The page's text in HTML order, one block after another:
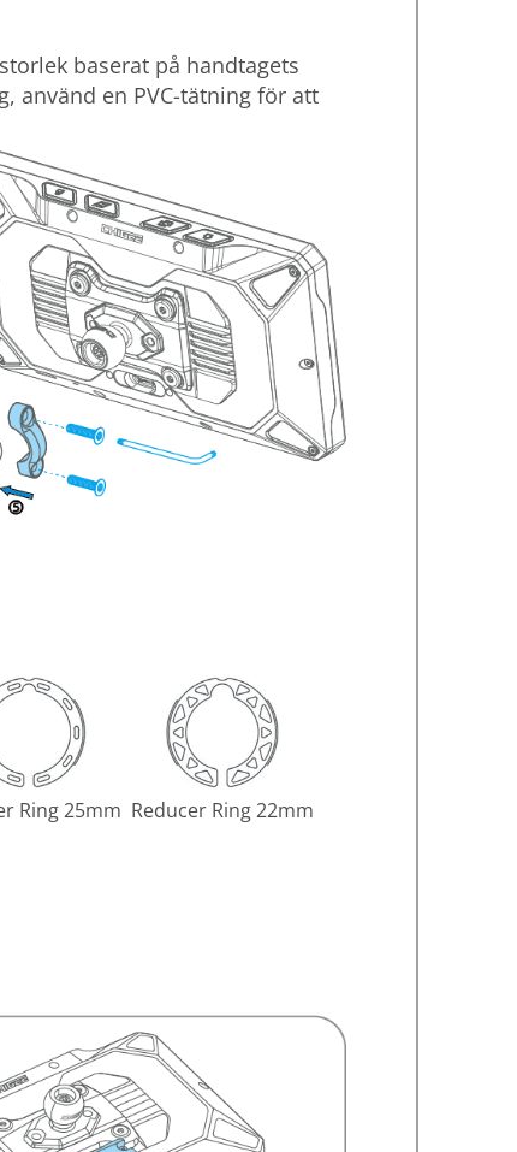
baserat på handtagets
använd en PVC-tätning för att
Ring 25mm Reducer Ring 22mm